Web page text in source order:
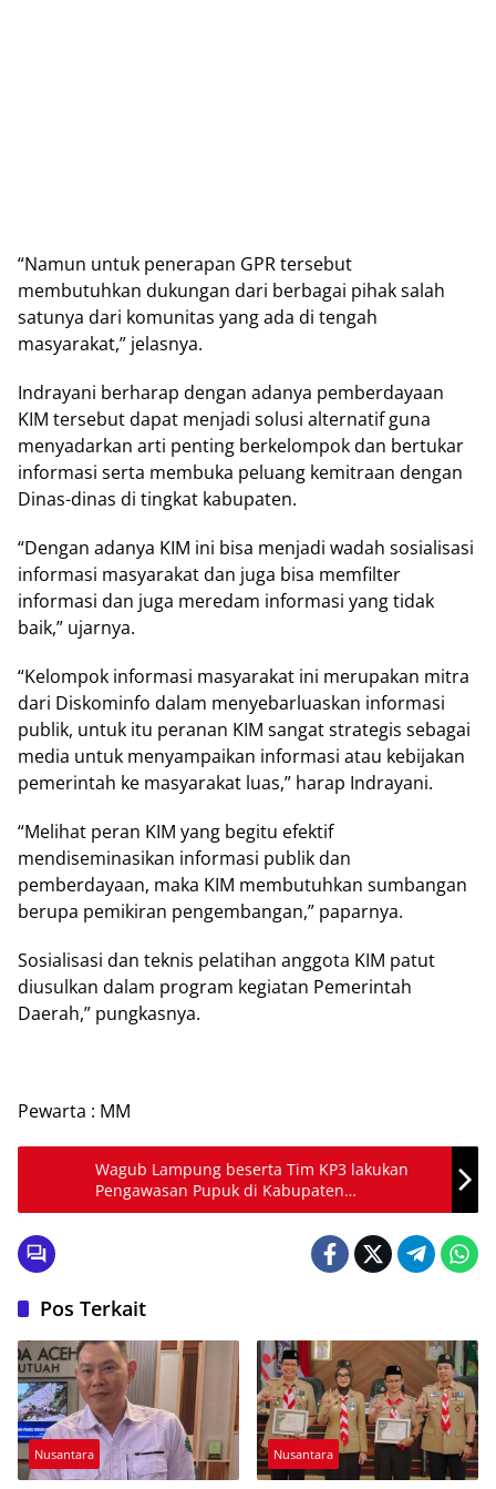
“Namun untuk penerapan GPR tersebut
membutuhkan dukungan dari berbagai pihak salah
satunya dari komunitas yang ada di tengah
masyarakat,” jelasnya.
Indrayani berharap dengan adanya pemberdayaan
KIM tersebut dapat menjadi solusi alternatif guna
menyadarkan arti penting berkelompok dan bertukar
informasi serta membuka peluang kemitraan dengan
Dinas-dinas di tingkat kabupaten.
“Dengan adanya KIM ini bisa menjadi wadah sosialisasi
informasi masyarakat dan juga bisa memfilter
informasi dan juga meredam informasi yang tidak
baik,” ujarnya.
“Kelompok informasi masyarakat ini merupakan mitra
dari Diskominfo dalam menyebarluaskan informasi
publik, untuk itu peranan KIM sangat strategis sebagai
media untuk menyampaikan informasi atau kebijakan
pemerintah ke masyarakat luas,” harap Indrayani.
“Melihat peran KIM yang begitu efektif
mendiseminasikan informasi publik dan
pemberdayaan, maka KIM membutuhkan sumbangan
berupa pemikiran pengembangan,” paparnya.
Sosialisasi dan teknis pelatihan anggota KIM patut
diusulkan dalam program kegiatan Pemerintah
Daerah,” pungkasnya.
Pewarta : MM
Wagub Lampung beserta Tim KP3 lakukan
Pengawasan Pupuk di Kabupaten
Tulangbawang
Pos Terkait
Nusantara Nusantara